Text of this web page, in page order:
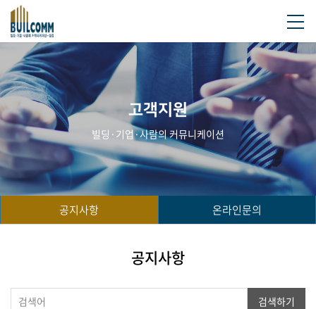
고객지원
빌딩·기업·사람의 커뮤니케이션
공지사항 온라인문의
공지사항
검색하기